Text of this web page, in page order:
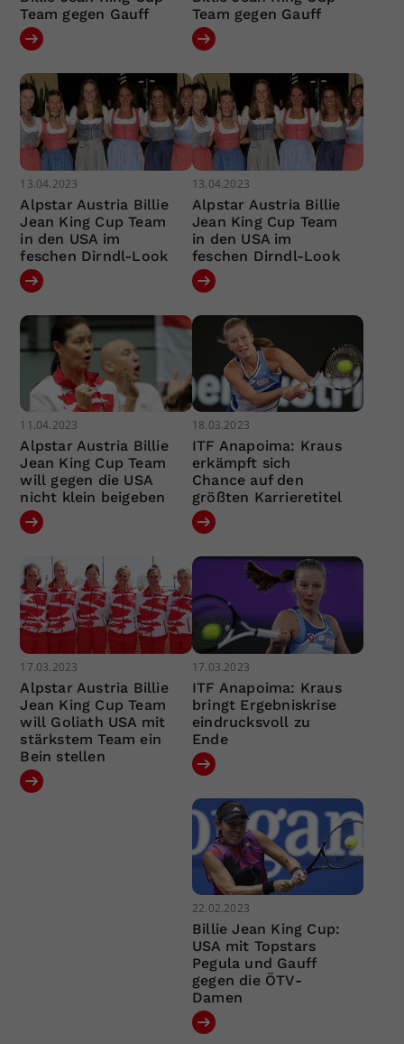
Team gegen Gauff
Team gegen Gauff
13.04.2023
Alpstar Austria Billie
Jean King Cup Team
in den USA im
feschen Dirndl-Look
13.04.2023
Alpstar Austria Billie
Jean King Cup Team
in den USA im
feschen Dirndl-Look
11.04.2023
Alpstar Austria Billie
Jean King Cup Team
will gegen die USA
nicht klein beigeben
18.03.2023
ITF Anapoima: Kraus
erkämpft sich
Chance auf den
größten Karrieretitel
17.03.2023
Alpstar Austria Billie
Jean King Cup Team
will Goliath USA mit
stärkstem Team ein
Bein stellen
17.03.2023
ITF Anapoima: Kraus
bringt Ergebniskrise
eindrucksvoll zu
Ende
22.02.2023
Billie Jean King Cup:
USA mit Topstars
Pegula und Gauff
gegen die ÖTV-
Damen